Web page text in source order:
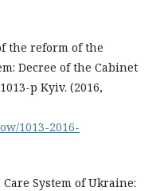
the reform of the
Decree of the Cabinet
р Kyiv. (2016,
1013-2016-
System of Ukraine: